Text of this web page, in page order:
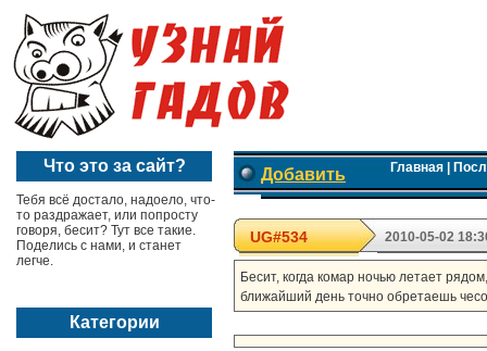
Что это за сайт?
Тебя всё достало, надоело, что-
то раздражает, или попросту
говоря, бесит? Тут все такие.
Поделись с нами, и станет
легче.
Категории
Добавить Главная|
UG#534 2010-05-02
Бесит, когда комар ночью летает
ближайший день точно обретаешь